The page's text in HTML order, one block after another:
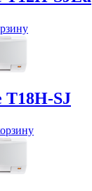
T18H-SJ